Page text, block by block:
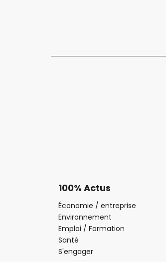
100% Actus
Économie / entreprise
Environnement
Emploi / Formation
Santé
S'engager